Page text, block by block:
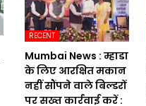
RECENT
Mumbai News : म्हाडा
के लिए आरक्षित मकान
नहीं सौंपने वाले बिल्डरों
पर सख्त कार्रवाई करें :